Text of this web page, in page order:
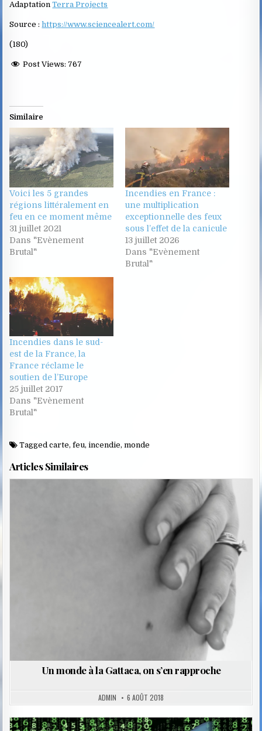
AdaptationTerra Projects
Source :https://www.sciencealert.com/
(180)
Post Views: 767
Similaire
Voici les 5 grandes
régions littéralement en
feu en ce moment même
31 juillet 2021
Dans "Evènement
Brutal"
Incendies en France :
une multiplication
exceptionnelle des feux
sous l’effet de la canicule
13 juillet 2026
Dans "Evènement
Brutal"
Incendies dans le sud-
est de la France, la
France réclame le
soutien de l’Europe
25 juillet 2017
Dans "Evènement
Brutal"
Taggedcarte,feu,incendie,monde
Articles Similaires
Un monde à la Gattaca, on s’en rapproche
ADMIN 6 AOÛT 2018